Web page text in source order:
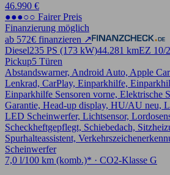
46.990 €
●●●○○ Fairer Preis
Finanzierung möglich
ab 572€ finanzieren ↗
Diesel235 PS (173 kW)44.281 kmEZ 10/
Pickup5 Türen
Abstandswarner, Android Auto, Apple
Lenkrad, CarPlay, Einparkhilfe,
Einparkhilfe Sensoren vorne, Elektrische
Garantie, Head-up display, HU/AU neu,
LED Scheinwerfer, Lichtsensor,
Scheckheftgepflegt, Schiebedach,
Spurhalteassistent,
Scheinwerfer
7,0 l/100 km (komb.)* · CO2-Klasse G